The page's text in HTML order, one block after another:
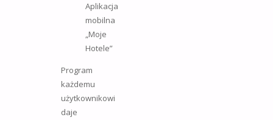
Aplikacja
mobilna
„Moje
Hotele”
Program
każdemu
użytkownikowi
daje